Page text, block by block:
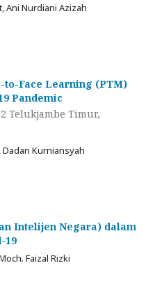
Ani Nurdiani Azizah
Face Learning (PTM)
Pandemic
Telukjambe Timur,
Dadan Kurniansyah
Intelijen Negara) dalam
19
Faizal Rizki